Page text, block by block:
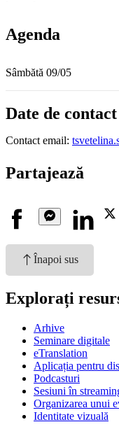
Agenda
Sâmbătă 09/05
Date de contact
Contact email:
Partajează
Facebook
Messenger
Înapoi sus
Explorați
Arhive
Seminare digitale
eTranslation
Aplicația pentru
Podcasturi
Sesiuni în
Organizarea unui
Identitate vizuală